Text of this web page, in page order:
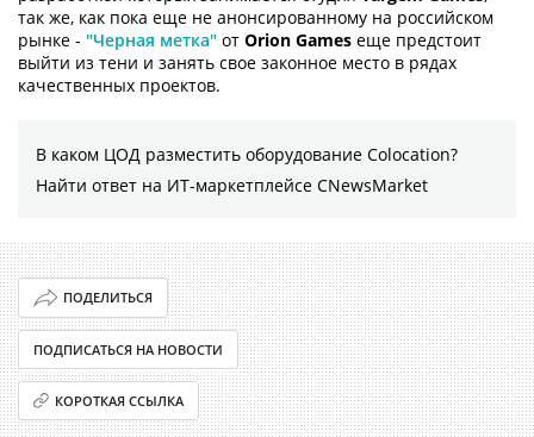
так же, как пока еще не анонсированному на российском
рынке - "Черная метка" от Orion Games еще предстоит
выйти из тени и занять свое законное место в рядах
качественных проектов.
В каком ЦОД разместить оборудование Colocation?
Найти ответ на ИТ-маркетплейсе CNewsMarket
ПОДЕЛИТЬСЯ
ПОДПИСАТЬСЯ НА НОВОСТИ
КОРОТКАЯ ССЫЛКА